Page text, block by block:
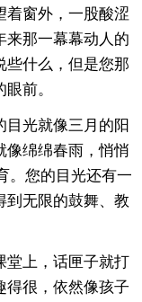
窗外，一股酸涩
来那一幕幕动人的
些什么，但是您那
前。
光就像三月的阳
像绵绵春雨，悄悄
。您的目光还有一
到无限的鼓舞、教
上，话匣子就打
得很，依然像孩子